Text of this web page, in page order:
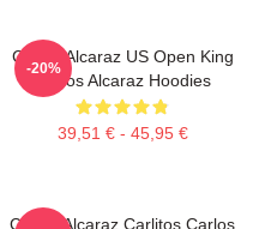
Carlos Alcaraz US Open King
Carlos Alcaraz Hoodies
39,51 € - 45,95 €
-20%
Carlos Alcaraz Carlitos Carlos